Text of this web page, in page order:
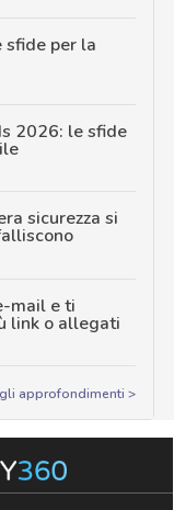
sfide per la
2026: le sfide
sicurezza si
mail e ti
link o allegati
approfondimenti >